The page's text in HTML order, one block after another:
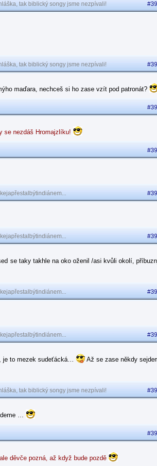
tak biblický songy jsme nezpívali!
tak biblický songy jsme nezpívali!
maďara, nechceš si ho zase vzít pod patronát?
se nezdáš Hromajzlíku!
se taky takhle na oko oženil /asi kvůli okolí,
je to mezek sudeťácká…
Až se zase někdy
tak biblický songy jsme nezpívali!
…
děvče pozná, až když bude pozdě